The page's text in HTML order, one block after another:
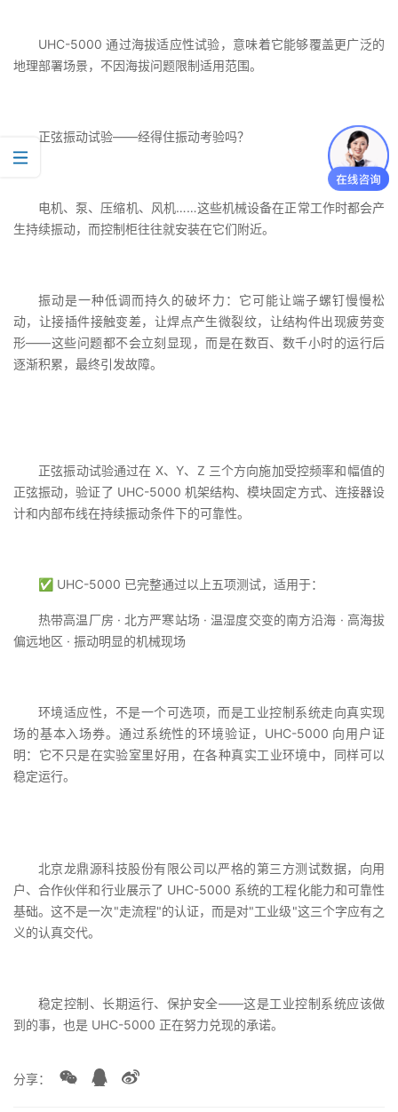
UHC-5000 通过海拔适应性试验，意味着它能够覆盖更广泛的
地理部署场景，不因海拔问题限制适用范围。
正弦振动试验——经得住振动考验吗？
电机、泵、压缩机、风机……这些机械设备在正常工作时都会产
生持续振动，而控制柜往往就安装在它们附近。
振动是一种低调而持久的破坏力：它可能让端子螺钉慢慢松
动，让接插件接触变差，让焊点产生微裂纹，让结构件出现疲劳变
形——这些问题都不会立刻显现，而是在数百、数千小时的运行后
逐渐积累，最终引发故障。
正弦振动试验通过在 X、Y、Z 三个方向施加受控频率和幅值的
正弦振动，验证了 UHC-5000 机架结构、模块固定方式、连接器设
计和内部布线在持续振动条件下的可靠性。
✅ UHC-5000 已完整通过以上五项测试，适用于：
热带高温厂房 · 北方严寒站场 · 温湿度交变的南方沿海 · 高海拔
偏远地区 · 振动明显的机械现场
环境适应性，不是一个可选项，而是工业控制系统走向真实现
场的基本入场券。通过系统性的环境验证，UHC-5000 向用户证
明：它不只是在实验室里好用，在各种真实工业环境中，同样可以
稳定运行。
北京龙鼎源科技股份有限公司以严格的第三方测试数据，向用
户、合作伙伴和行业展示了 UHC-5000 系统的工程化能力和可靠性
基础。这不是一次"走流程"的认证，而是对"工业级"这三个字应有之
义的认真交代。
稳定控制、长期运行、保护安全——这是工业控制系统应该做
到的事，也是 UHC-5000 正在努力兑现的承诺。
分享：